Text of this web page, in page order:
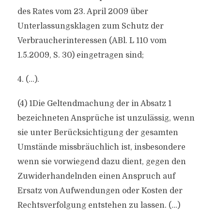
des Rates vom 23. April 2009 über
Unterlassungsklagen zum Schutz der
Verbraucherinteressen (ABl. L 110 vom
1.5.2009, S. 30) eingetragen sind;
4. (…).
(4) 1Die Geltendmachung der in Absatz 1
bezeichneten Ansprüche ist unzulässig, wenn
sie unter Berücksichtigung der gesamten
Umstände missbräuchlich ist, insbesondere
wenn sie vorwiegend dazu dient, gegen den
Zuwiderhandelnden einen Anspruch auf
Ersatz von Aufwendungen oder Kosten der
Rechtsverfolgung entstehen zu lassen. (…)